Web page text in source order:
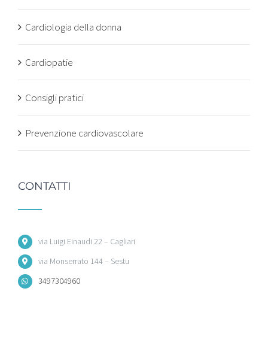
Cardiologia della donna
Cardiopatie
Consigli pratici
Prevenzione cardiovascolare
CONTATTI
via Luigi Einaudi 22 – Cagliari
via Monserrato 144 – Sestu
3497304960